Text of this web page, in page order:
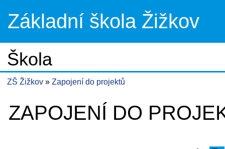
Základní škola Žižkov
Škola
ZŠ Žižkov Zapojení do projektů
ZAPOJENÍ DO